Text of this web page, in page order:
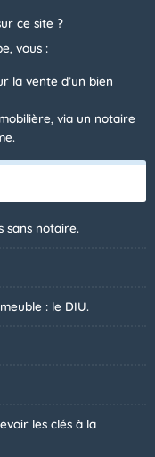
ce site ?
vous :
la vente d’un bien
via un notaire
sans notaire.
: le DIU.
les clés à la